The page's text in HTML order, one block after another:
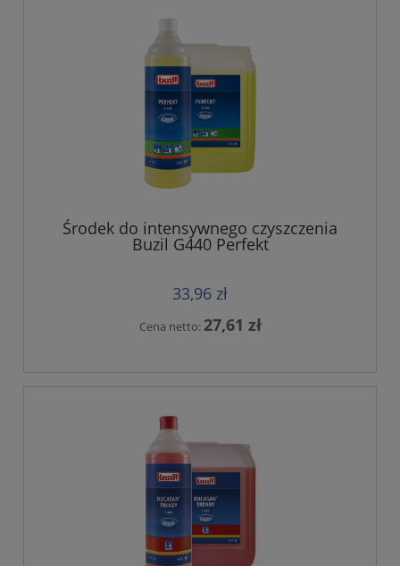
Środek do intensywnego czyszczenia
Buzil G440 Perfekt
33,96 zł
Cena netto: 27,61 zł